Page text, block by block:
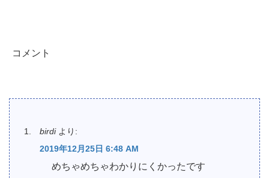
コメント
birdi より:
2019年12月25日 6:48 AM
めちゃめちゃわかりにくかったです